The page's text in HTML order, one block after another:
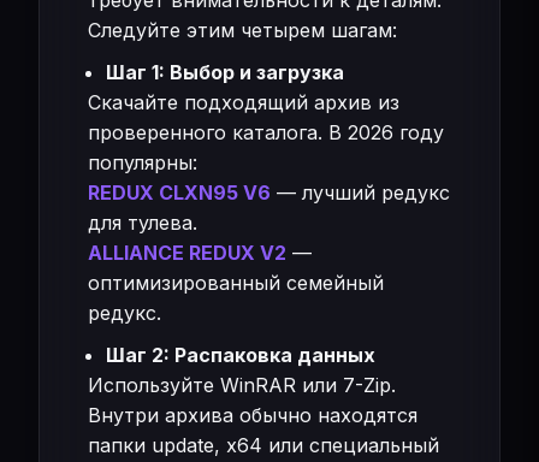
Следуйте этим четырем шагам:
Шаг 1: Выбор и загрузка
Скачайте подходящий архив из
проверенного каталога. В 2026 году
популярны:
REDUX CLXN95 V6 — лучший редукс
для тулева.
ALLIANCE REDUX V2 —
оптимизированный семейный
редукс.
Шаг 2: Распаковка данных
Используйте WinRAR или 7-Zip.
Внутри архива обычно находятся
папки update, x64 или специальный